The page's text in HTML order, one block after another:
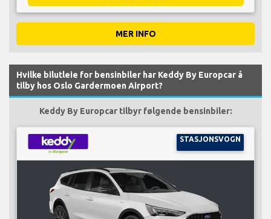
MER INFO
Hvilke bilutleie for bensinbiler har Keddy By Europcar å
tilby hos Oslo Gardermoen Airport?
Keddy By Europcar tilbyr følgende bensinbiler:
STASJONSVOGN